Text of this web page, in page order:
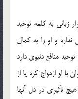
زباني به كلمه توحيد
و او را به كمال
منافع دنيوي دارد
او ازدواج كرد يا از
تأثيري در دل آنها